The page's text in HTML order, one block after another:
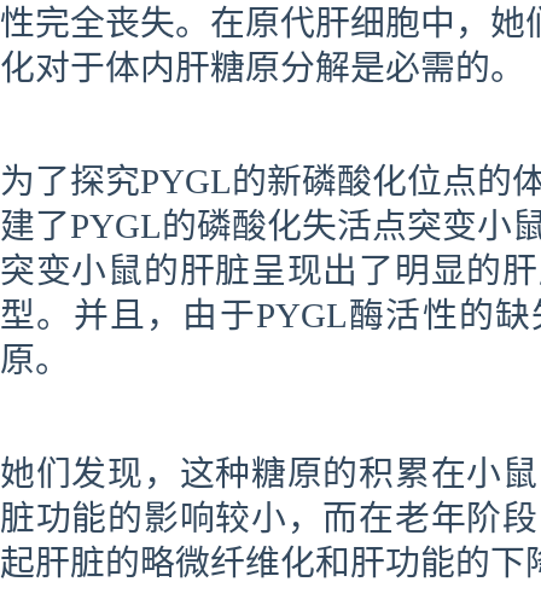
性完全丧失。在原代肝细胞中，
化对于体内肝糖原分解是必需的。
为了探究PYGL的新磷酸化位点的
建了PYGL的磷酸化失活点突变小
突变小鼠的肝脏呈现出了明显的
型。并且，由于PYGL酶活性的
原。
她们发现，这种糖原的积累在小
脏功能的影响较小，而在老年阶
起肝脏的略微纤维化和肝功能的下